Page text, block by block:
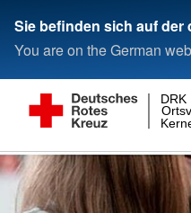
Sie befinden sich auf der
You are on the German
DRK